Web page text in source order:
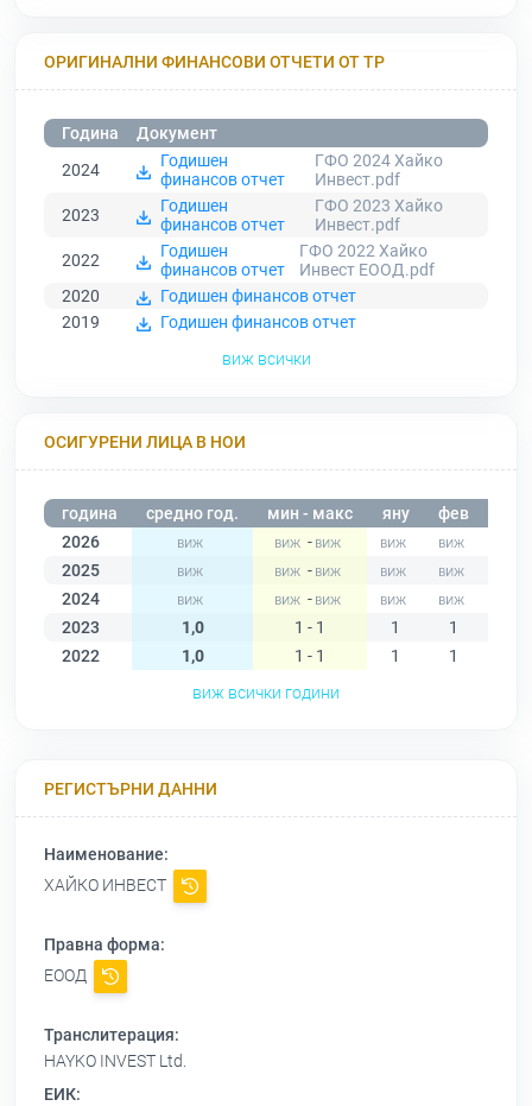
ОРИГИНАЛНИ ФИНАНСОВИ ОТЧЕТИ ОТ ТР
Година
Документ
2024
Годишен
финансов отчет
ГФО 2024 Хайко
Инвест.pdf
2023
Годишен
финансов отчет
ГФО 2023 Хайко
Инвест.pdf
2022
Годишен
финансов отчет
ГФО 2022 Хайко
Инвест ЕООД.pdf
2020
Годишен финансов отчет
2019
Годишен финансов отчет
виж всички
ОСИГУРЕНИ ЛИЦА В НОИ
година средно год. мин - макс яну фев
2026
-
2025
-
2024
-
2023
1,0 1 - 1 1 1
2022
1,0 1 - 1 1 1
виж всички години
РЕГИСТЪРНИ ДАННИ
Наименование:
ХАЙКО ИНВЕСТ
Правна форма:
ЕООД
Транслитерация:
HAYKO INVEST Ltd.
ЕИК: